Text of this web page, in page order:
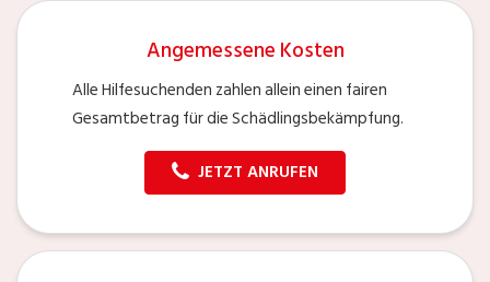
Angemessene Kosten
Alle Hilfesuchenden zahlen allein einen fairen
Gesamtbetrag für die Schädlingsbekämpfung.
JETZT ANRUFEN